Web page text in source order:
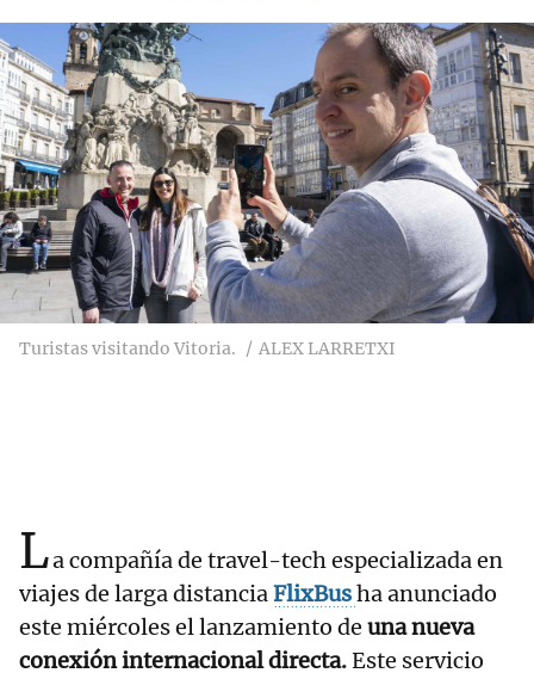
Turistas visitando Vitoria. ALEX LARRETXI
La compañía de travel-tech especializada en
viajes de larga distanciaFlixBusha anunciado
este miércoles el lanzamiento de una nueva
conexión internacional directa.Este servicio